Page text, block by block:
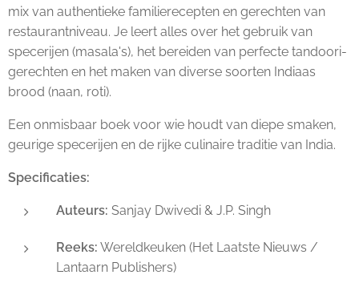
mix van authentieke familierecepten en gerechten van
restaurantniveau. Je leert alles over het gebruik van
specerijen (masala's), het bereiden van perfecte tandoori-
gerechten en het maken van diverse soorten Indiaas
brood (naan, roti).
Een onmisbaar boek voor wie houdt van diepe smaken,
geurige specerijen en de rijke culinaire traditie van India.
Specificaties:
Auteurs: Sanjay Dwivedi & J.P. Singh
Reeks: Wereldkeuken (Het Laatste Nieuws /
Lantaarn Publishers)